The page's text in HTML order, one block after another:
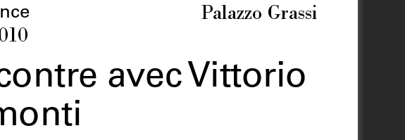
Palazzo Grassi
avec Vittorio